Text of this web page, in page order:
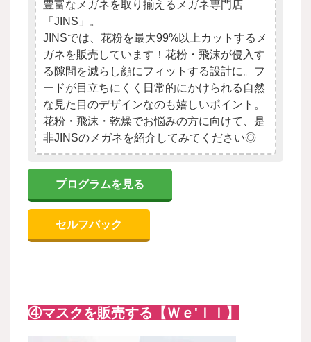
豊富なメガネを取り揃えるメガネ専門店
「JINS」。
JINSでは、花粉を最大99%以上カットするメ
ガネを販売しています！花粉・飛沫が侵入す
る隙間を減らし顔にフィットする設計に。フ
ードが目立ちにくく日常的にかけられる自然
な見た目のデザインなのも嬉しいポイント。
花粉・飛沫・乾燥でお悩みの方に向けて、是
非JINSのメガネを紹介してみてください◎
プログラムを見る
セルフバック
④マスクを販売する【Ｗｅ'ｌｌ】